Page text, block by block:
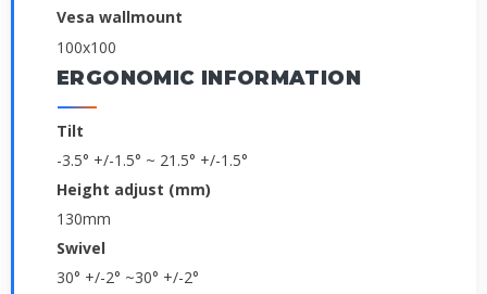
Vesa wallmount
100x100
ERGONOMIC INFORMATION
Tilt
-3.5° +/-1.5° ~ 21.5° +/-1.5°
Height adjust (mm)
130mm
Swivel
30° +/-2° ~30° +/-2°